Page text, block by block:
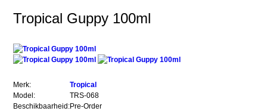
Betta
en
Tropical
Guppy
Tropical Guppy 100ml
Merk:
Tropical
Model:
TRS-068
Beschikbaarheid:Pre-Order